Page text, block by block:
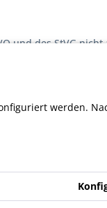
und des StVG
möglich.
dem Kauf mit
werden.
werden.